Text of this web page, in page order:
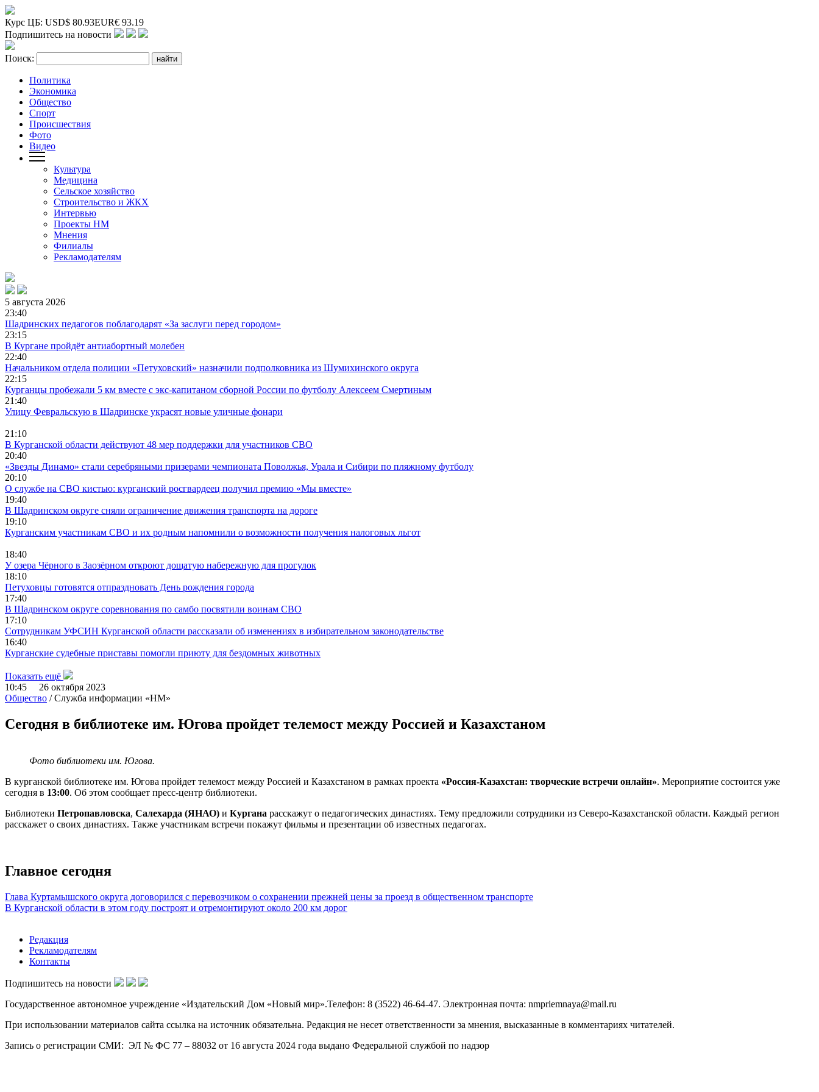
Курс ЦБ: USD$ 80.93EUR€ 93.19
Подпишитесь на новости
Поиск:
Политика
Экономика
Общество
Спорт
Происшествия
Фото
Видео
Культура
Медицина
Сельское хозяйство
Строительство и ЖКХ
Интервью
Проекты НМ
Мнения
Филиалы
Рекламодателям
5 августа 2026
23:40
Шадринских педагогов поблагодарят «За заслуги перед городом»
23:15
В Кургане пройдёт антиабортный молебен
22:40
Начальником отдела полиции «Петуховский» назначили подполковника из Шумихинского округа
22:15
Курганцы пробежали 5 км вместе с экс-капитаном сборной России по футболу Алексеем Смертиным
21:40
Улицу Февральскую в Шадринске украсят новые уличные фонари
21:10
В Курганской области действуют 48 мер поддержки для участников СВО
20:40
«Звезды Динамо» стали серебряными призерами чемпионата Поволжья, Урала и Сибири по пляжному футболу
20:10
О службе на СВО кистью: курганский росгвардеец получил премию «Мы вместе»
19:40
В Шадринском округе сняли ограничение движения транспорта на дороге
19:10
Курганским участникам СВО и их родным напомнили о возможности получения налоговых льгот
18:40
У озера Чёрного в Заозёрном откроют дощатую набережную для прогулок
18:10
Петуховцы готовятся отпраздновать День рождения города
17:40
В Шадринском округе соревнования по самбо посвятили воинам СВО
17:10
Сотрудникам УФСИН Курганской области рассказали об изменениях в избирательном законодательстве
16:40
Курганские судебные приставы помогли приюту для бездомных животных
Показать ещё
10:45 26 октября 2023
Общество / Служба информации «НМ»
Сегодня в библиотеке им. Югова пройдет телемост между Россией и Казахстаном
Фото библиотеки им. Югова.
В курганской библиотеке им. Югова пройдет телемост между Россией и Казахстаном в рамках проекта «Россия-Казахстан: творческие встречи онлайн». Мероприятие состоится уже
сегодня в 13:00. Об этом сообщает пресс-центр библиотеки.
Библиотеки Петропавловска, Салехарда (ЯНАО) и Кургана расскажут о педагогических династиях. Тему предложили сотрудники из Северо-Казахстанской области. Каждый регион
расскажет о своих династиях. Также участникам встречи покажут фильмы и презентации об известных педагогах.
Главное сегодня
Глава Куртамышского округа договорился с перевозчиком о сохранении прежней цены за проезд в общественном транспорте
В Курганской области в этом году построят и отремонтируют около 200 км дорог
Редакция
Рекламодателям
Контакты
Подпишитесь на новости
Государственное автономное учреждение «Издательский Дом «Новый мир».Телефон: 8 (3522) 46-64-47. Электронная почта: nmpriemnaya@mail.ru
При использовании материалов сайта ссылка на источник обязательна. Редакция не несет ответственности за мнения, высказанные в комментариях читателей.
Запись о регистрации СМИ: ЭЛ № ФС 77 – 88032 от 16 августа 2024 года выдано Федеральной службой по надзор